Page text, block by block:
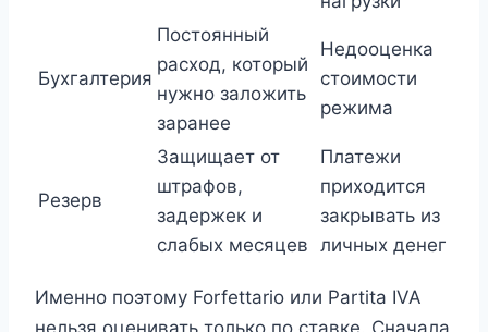
Бухгалтерия
Постоянный
расход, который
нужно заложить
заранее
Недооценка
стоимости
режима
Резерв
Защищает от
штрафов,
задержек и
слабых месяцев
Платежи
приходится
закрывать из
личных денег
Именно поэтому Forfettario или Partita IVA
нельзя оценивать только по ставке. Сначала